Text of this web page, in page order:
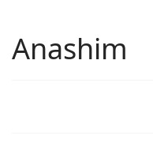
Anashim